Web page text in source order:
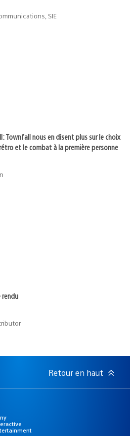
SIE
Townfall nous en disent plus sur le choix
et le combat à la première personne
rendu
Retour en haut